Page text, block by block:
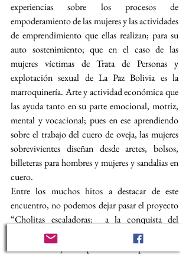
experiencias sobre los procesos de
empoderamiento de las mujeres y las actividades
de emprendimiento que ellas realizan; para su
auto sostenimiento; que en el caso de las
mujeres víctimas de Trata de Personas y
explotación sexual de La Paz Bolivia es la
marroquinería. Arte y actividad económica que
las ayuda tanto en su parte emocional, motriz,
mental y vocacional; pues en ese aprendiendo
sobre el trabajo del cuero de oveja, las mujeres
sobrevivientes diseñan desde aretes, bolsos,
billeteras para hombres y mujeres y sandalias en
cuero.
Entre los muchos hitos a destacar de este
encuentro, no podemos dejar pasar el proyecto
“Cholitas escaladoras:  a la conquista del
Everest” que impactó a Claudia, al ser estas
valientes mujeres quienes acompañaron a